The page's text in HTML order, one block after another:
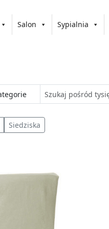
Salon Sypialnia
Siedziska